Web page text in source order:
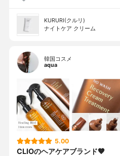
KURURI(クルリ)
ナイトケア クリーム
韓国コスメ
aqua
5.00
CLIOのヘアケアブランド🤎